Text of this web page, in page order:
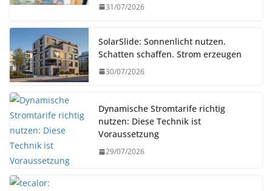
31/07/2026
SolarSlide: Sonnenlicht nutzen.
Schatten schaffen. Strom erzeugen
30/07/2026
Dynamische Stromtarife richtig
nutzen: Diese Technik ist
Voraussetzung
29/07/2026